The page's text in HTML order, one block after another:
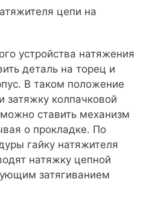
цепи на
устройства натяжения
деталь на торец и
В таком положение
затяжку колпачковой
можно ставить механизм
о прокладке. По
гайку натяжителя
натяжку цепной
затягиванием